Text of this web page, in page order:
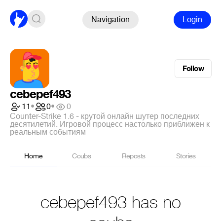
Navigation Login
Follow
cebepef493
11• 0•
0
Counter-Strike 1.6 - крутой онлайн шутер последних
десятилетий. Игровой процесс настолько приближен к
реальным событиям
Home Coubs Reposts Stories
cebepef493 has no